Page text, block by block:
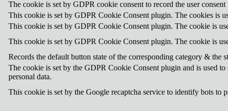
The cookie is set by GDPR cookie consent to record the user
This cookie is set by GDPR Cookie Consent plugin. The cookies is
This cookie is set by GDPR Cookie Consent plugin. The cookie is
This cookie is set by GDPR Cookie Consent plugin. The cookie is
Records the default button state of the corresponding category &
The cookie is set by the GDPR Cookie Consent plugin and is used
personal data.
This cookie is set by the Google recaptcha service to identify bots to